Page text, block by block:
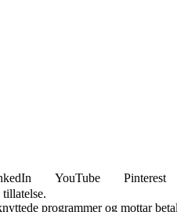
YouTube Pinterest
programmer og mottar